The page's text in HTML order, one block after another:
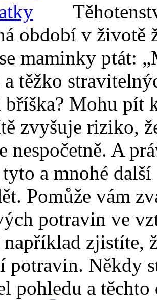
období v životě
maminky ptát:
těžko
bříška? Mohu pít
zvyšuje riziko,
nespočetně. A
a mnohé
Pomůže vám
potravin ve
zjistíte,
potravin. Někdy
pohledu a